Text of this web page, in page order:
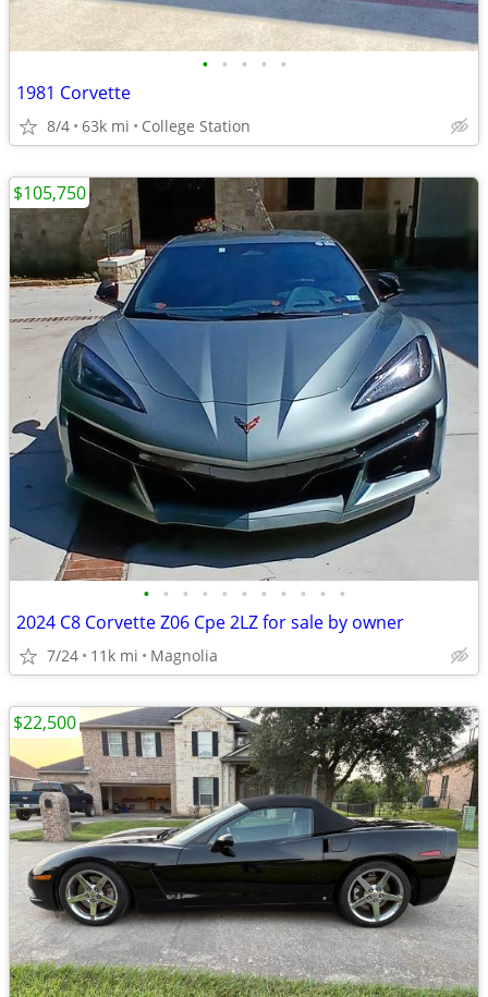
• • • • •
1981 Corvette
8/4 63k mi College Station
• • • • • • • • • • •
2024 C8 Corvette Z06 Cpe 2LZ for sale by owner
7/24 11k mi Magnolia
$105,750
$22,500